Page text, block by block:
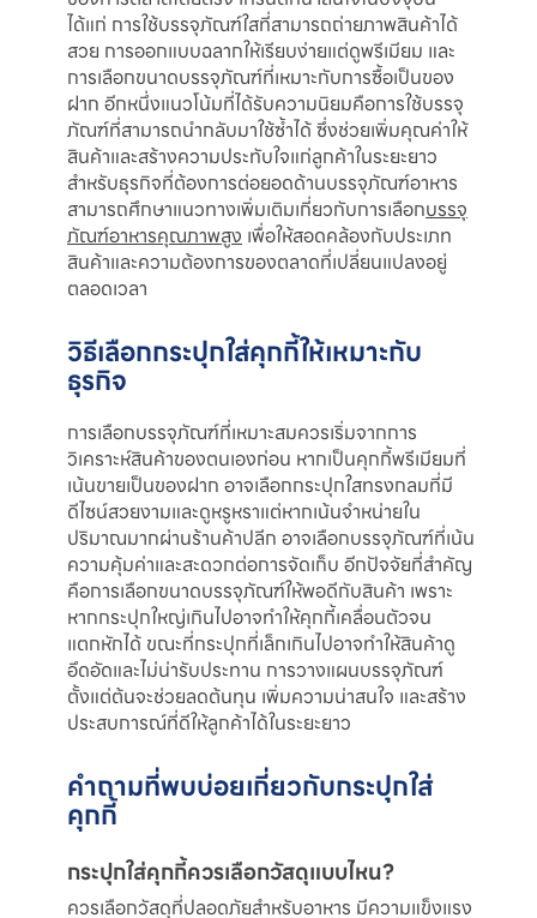
ได้แก่ การใช้บรรจุภัณฑ์ใสที่สามารถถ่ายภาพสินค้าได้
สวย การออกแบบฉลากให้เรียบง่ายแต่ดูพรีเมียม และ
การเลือกขนาดบรรจุภัณฑ์ที่เหมาะกับการซื้อเป็นของ
ฝาก อีกหนึ่งแนวโน้มที่ได้รับความนิยมคือการใช้บรรจุ
ภัณฑ์ที่สามารถนำกลับมาใช้ซ้ำได้ ซึ่งช่วยเพิ่มคุณค่าให้
สินค้าและสร้างความประทับใจแก่ลูกค้าในระยะยาว
สำหรับธุรกิจที่ต้องการต่อยอดด้านบรรจุภัณฑ์อาหาร
สามารถศึกษาแนวทางเพิ่มเติมเกี่ยวกับการเลือกบรรจุ
ภัณฑ์อาหารคุณภาพสูง เพื่อให้สอดคล้องกับประเภท
สินค้าและความต้องการของตลาดที่เปลี่ยนแปลงอยู่
ตลอดเวลา
วิธีเลือกกระปุกใส่คุกกี้ให้เหมาะกับ
ธุรกิจ
การเลือกบรรจุภัณฑ์ที่เหมาะสมควรเริ่มจากการ
วิเคราะห์สินค้าของตนเองก่อน หากเป็นคุกกี้พรีเมียมที่
เน้นขายเป็นของฝาก อาจเลือกกระปุกใสทรงกลมที่มี
ดีไซน์สวยงามและดูหรูหราแต่หากเน้นจำหน่ายใน
ปริมาณมากผ่านร้านค้าปลีก อาจเลือกบรรจุภัณฑ์ที่เน้น
ความคุ้มค่าและสะดวกต่อการจัดเก็บ อีกปัจจัยที่สำคัญ
คือการเลือกขนาดบรรจุภัณฑ์ให้พอดีกับสินค้า เพราะ
หากกระปุกใหญ่เกินไปอาจทำให้คุกกี้เคลื่อนตัวจน
แตกหักได้ ขณะที่กระปุกที่เล็กเกินไปอาจทำให้สินค้าดู
อึดอัดและไม่น่ารับประทาน การวางแผนบรรจุภัณฑ์
ตั้งแต่ต้นจะช่วยลดต้นทุน เพิ่มความน่าสนใจ และสร้าง
ประสบการณ์ที่ดีให้ลูกค้าได้ในระยะยาว
คำถามที่พบบ่อยเกี่ยวกับกระปุกใส่
คุกกี้
กระปุกใส่คุกกี้ควรเลือกวัสดุแบบไหน?
ควรเลือกวัสดุที่ปลอดภัยสำหรับอาหาร มีความแข็งแรง